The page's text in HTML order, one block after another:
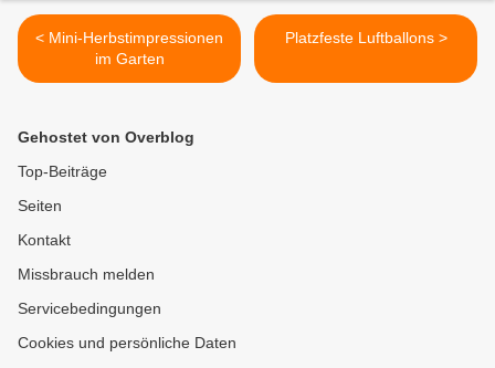
< Mini-Herbstimpressionen
im Garten
Platzfeste Luftballons >
Gehostet von Overblog
Top-Beiträge
Seiten
Kontakt
Missbrauch melden
Servicebedingungen
Cookies und persönliche Daten